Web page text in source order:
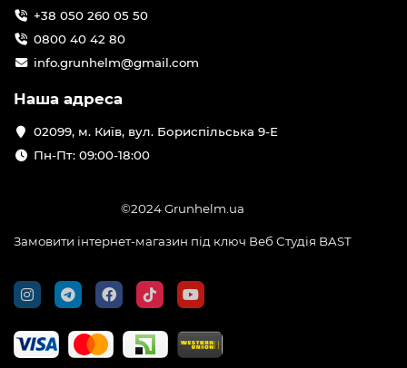
+38 050 260 05 50
0800 40 42 80
info.grunhelm@gmail.com
Наша адреса
02099, м. Київ, вул. Бориспільська 9-Е
Пн-Пт: 09:00-18:00
©2024 Grunhelm.ua
Замовити інтернет-магазин під ключ Веб Студія BAST